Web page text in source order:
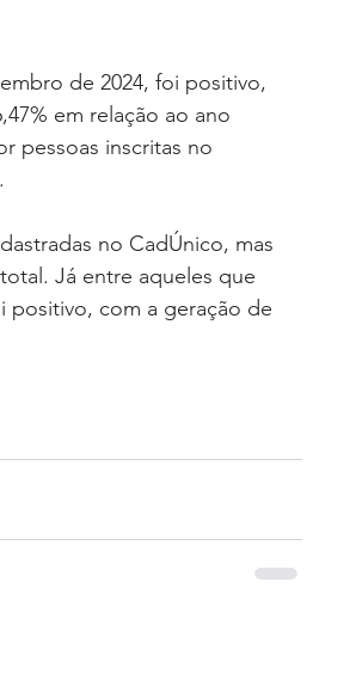
de 2024, foi positivo,
em relação ao ano
pessoas inscritas no
no CadÚnico, mas
Já entre aqueles que
positivo, com a geração de